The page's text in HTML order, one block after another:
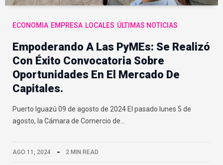
ECONOMIA EMPRESA LOCALES ÚLTIMAS NOTICIAS
Empoderando A Las PyMEs: Se Realizó
Con Éxito Convocatoria Sobre
Oportunidades En El Mercado De
Capitales.
Puerto Iguazú 09 de agosto de 2024 El pasado lunes 5 de
agosto, la Cámara de Comercio de…
AGO 11, 2024 2 MIN READ